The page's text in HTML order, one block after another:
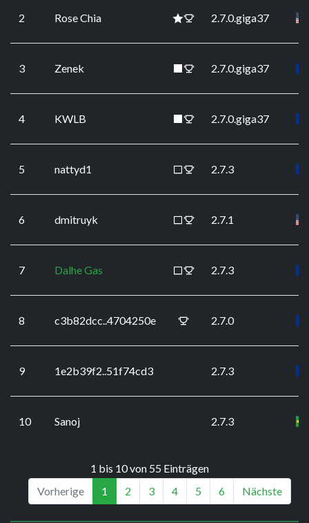
2 Rose Chia 2.7.0.giga37
3 Zenek 2.7.0.giga37
4 KWLB 2.7.0.giga37
5 nattyd1 2.7.3
6 dmitruyk 2.7.1
7 Dalhe Gas 2.7.3
8 c3b82dcc..4704250e 2.7.0
9 1e2b39f2..51f74cd3 2.7.3
10 Sanoj 2.7.3
1 bis 10 von 55 Einträgen
Vorherige
1 2 3 4 5 6 Nächste